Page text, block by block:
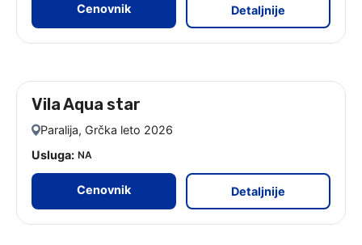
Cenovnik Detaljnije
Vila Aqua star
Paralija, Grčka leto 2026
Usluga: NA
Cenovnik Detaljnije